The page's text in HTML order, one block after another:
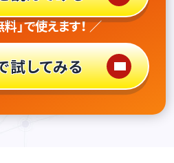
」で使えます！ ／
試してみる